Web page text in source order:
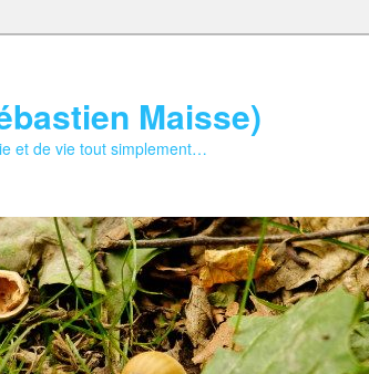
Maisse)
et de vie tout simplement…